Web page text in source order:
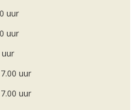
uur
uur
uur
uur